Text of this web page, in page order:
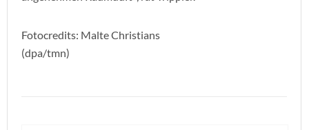
Fotocredits: Malte Christians
(dpa/tmn)